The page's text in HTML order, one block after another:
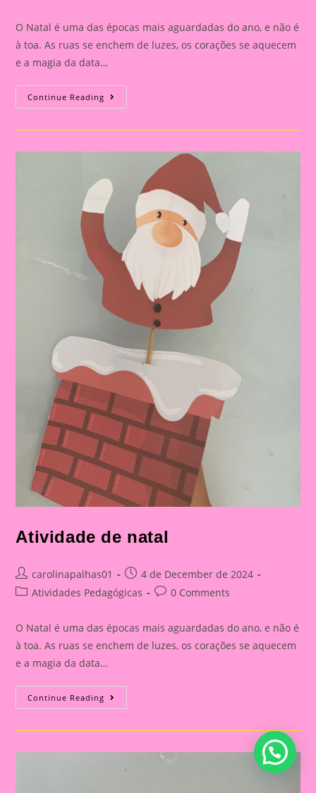
O Natal é uma das épocas mais aguardadas do ano, e não é
à toa. As ruas se enchem de luzes, os corações se aquecem
e a magia da data…
Continue Reading Atividade
De
Árvore
Atividade de natal
Post
author:
carolinapalhas01
Post
published:
4 de December de 2024
PostAtividades Pedagógicas
Post0 Comments
O Natal é uma das épocas mais aguardadas do ano, e não é
à toa. As ruas se enchem de luzes, os corações se aquecem
e a magia da data…
Continue Reading Atividade
De